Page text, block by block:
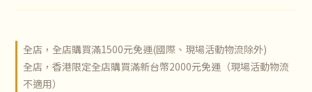
全店，全店購買滿1500元免運(國際、現場活動物流除外)
全店，香港限定全店購買滿新台幣2000元免運（現場活動物流
不適用）